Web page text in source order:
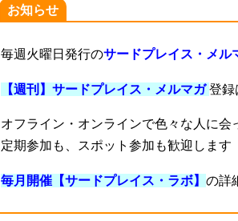
お知らせ
毎週火曜日発行のサードプレイス・メル
【週刊】サードプレイス・メルマガ 登
オフライン・オンラインで色々な人に会
定期参加も、スポット参加も歓迎します
毎月開催【サードプレイス・ラボ】 の詳